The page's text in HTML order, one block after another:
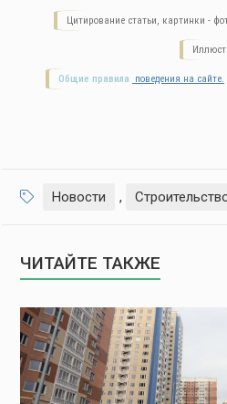
Цитирование статьи, картинки -
Общие правила поведения на сайте.
Новости ,
ЧИТАЙТЕ ТАКЖЕ